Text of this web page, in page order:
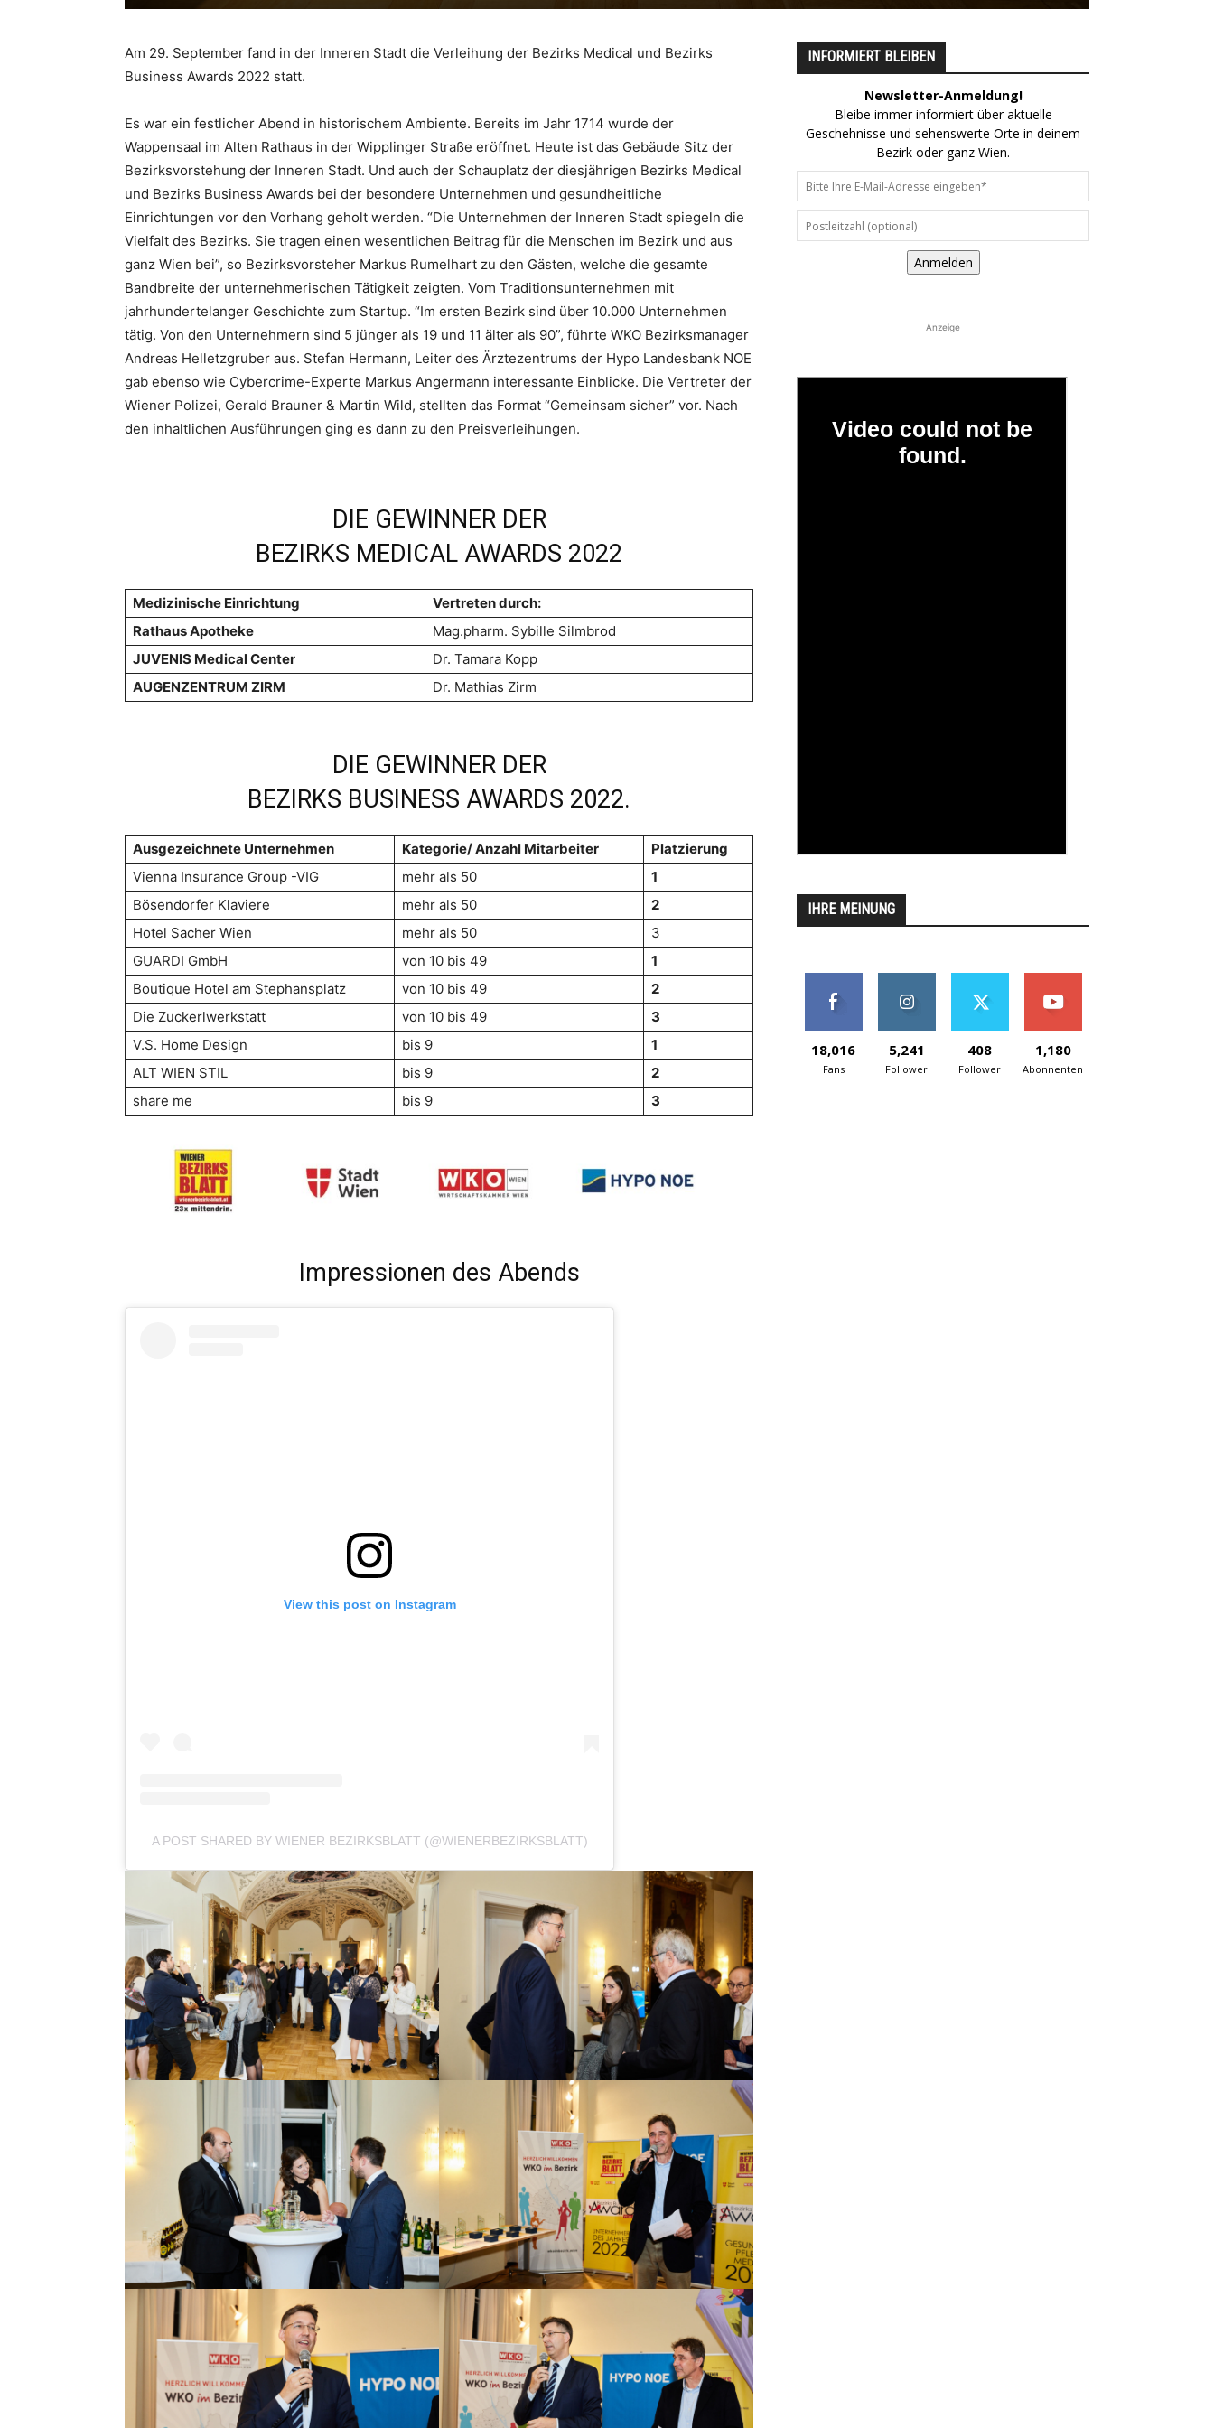
Am 29. September fand in der Inneren Stadt die Verleihung der Bezirks Medical und Bezirks
Business Awards 2022 statt.
Es war ein festlicher Abend in historischem Ambiente. Bereits im Jahr 1714 wurde der
Wappensaal im Alten Rathaus in der Wipplinger Straße eröffnet. Heute ist das Gebäude Sitz der
Bezirksvorstehung der Inneren Stadt. Und auch der Schauplatz der diesjährigen Bezirks Medical
und Bezirks Business Awards bei der besondere Unternehmen und gesundheitliche
Einrichtungen vor den Vorhang geholt werden. “Die Unternehmen der Inneren Stadt spiegeln die
Vielfalt des Bezirks. Sie tragen einen wesentlichen Beitrag für die Menschen im Bezirk und aus
ganz Wien bei”, so Bezirksvorsteher Markus Rumelhart zu den Gästen, welche die gesamte
Bandbreite der unternehmerischen Tätigkeit zeigten. Vom Traditionsunternehmen mit
jahrhundertelanger Geschichte zum Startup. “Im ersten Bezirk sind über 10.000 Unternehmen
tätig. Von den Unternehmern sind 5 jünger als 19 und 11 älter als 90”, führte WKO Bezirksmanager
Andreas Helletzgruber aus. Stefan Hermann, Leiter des Ärztezentrums der Hypo Landesbank NOE
gab ebenso wie Cybercrime-Experte Markus Angermann interessante Einblicke. Die Vertreter der
Wiener Polizei, Gerald Brauner & Martin Wild, stellten das Format “Gemeinsam sicher” vor. Nach
den inhaltlichen Ausführungen ging es dann zu den Preisverleihungen.
DIE GEWINNER DER
BEZIRKS MEDICAL AWARDS 2022
Medizinische Einrichtung
Vertreten durch:
Rathaus Apotheke
Mag.pharm. Sybille Silmbrod
JUVENIS Medical Center
Dr. Tamara Kopp
AUGENZENTRUM ZIRM
Dr. Mathias Zirm
DIE GEWINNER DER
BEZIRKS BUSINESS AWARDS 2022.
Ausgezeichnete Unternehmen Kategorie/ Anzahl Mitarbeiter
Platzierung
Vienna Insurance Group -VIG
mehr als 50
1
Bösendorfer Klaviere
mehr als 50
2
Hotel Sacher Wien
mehr als 50
3
GUARDI GmbH
von 10 bis 49
1
Boutique Hotel am Stephansplatz
von 10 bis 49
2
Die Zuckerlwerkstatt
von 10 bis 49
3
V.S. Home Design
bis 9
1
ALT WIEN STIL
bis 9
2
share me
bis 9 3
Impressionen des Abends
View this post on Instagram
A POST SHARED BY WIENER BEZIRKSBLATT (@WIENERBEZIRKSBLATT)
INFORMIERT BLEIBEN
Newsletter-Anmeldung!
Bleibe immer informiert über aktuelle
Geschehnisse und sehenswerte Orte in deinem
Bezirk oder ganz Wien.
Anmelden
Anzeige
IHRE MEINUNG
18,016
Fans
5,241
Follower
408
Follower
1,180
Abonnenten